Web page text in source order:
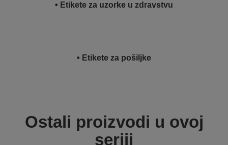
• Etikete za uzorke u zdravstvu
• Etikete za pošiljke
Ostali proizvodi u ovoj
seriji